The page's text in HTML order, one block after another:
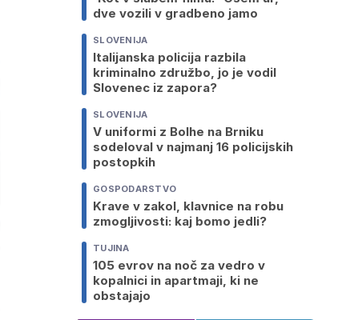
dve vozili v gradbeno jamo
SLOVENIJA
Italijanska policija razbila
kriminalno združbo, jo je vodil
Slovenec iz zapora?
SLOVENIJA
V uniformi z Bolhe na Brniku
sodeloval v najmanj 16 policijskih
postopkih
GOSPODARSTVO
Krave v zakol, klavnice na robu
zmogljivosti: kaj bomo jedli?
TUJINA
105 evrov na noč za vedro v
kopalnici in apartmaji, ki ne
obstajajo